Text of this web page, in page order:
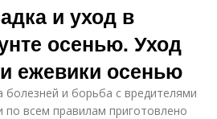
и уход в
осенью. Уход
ежевики осенью
болезней и борьба с вредителями
всем правилам приготовлено